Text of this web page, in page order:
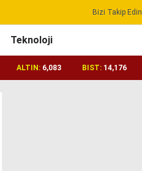
Bizi Takip Edin
Teknoloji
ALTIN: 6,083 BIST: 14,176